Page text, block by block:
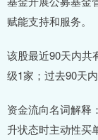
赋能支持和服务。
该股最近90天内共
级1家；过去90天
资金流向名词解释
升状态时主动性买